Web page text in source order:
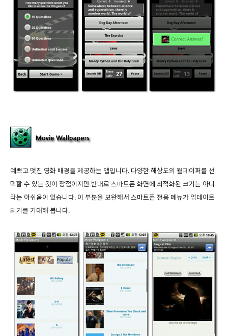
예쁘고 멋진 영화 배경을 제공하는 앱입니다. 다양한 해상도의 월페이퍼를 선
택할 수 있는 것이 장점이지만 반대로 스마트폰 화면에 최적화된 크기는 아니
라는 아쉬움이 있습니다. 이 부분을 보완해서 스마트폰 전용 메뉴가 업데이트
되기를 기대해 봅니다.